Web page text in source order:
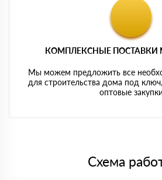
КОМПЛЕКСНЫЕ ПОСТАВКИ
Мы можем предложить все
для строительства дома под
оптовые закупки
Схема